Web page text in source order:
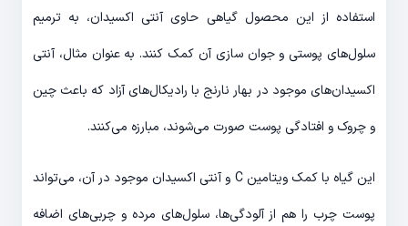
استفاده از این محصول گیاهی حاوی آنتی اکسیدان، به ترمیم
سلول‌های پوستی و جوان سازی آن کمک کنند. به عنوان مثال، آنتی
اکسیدان‌های موجود در بهار نارنج با رادیکال‌های آزاد که باعث چین
و چروک و افتادگی پوست صورت می‌شوند، مبارزه می‌کنند.
این گیاه با کمک ویتامین C و آنتی اکسیدان موجود در آن، می‌تواند
پوست‌ چرب را هم از آلودگی‌ها، سلول‌های مرده و چربی‌های اضافه